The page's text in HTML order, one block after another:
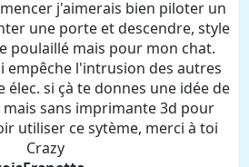
j'aimerais bien piloter un
une porte et descendre, style
poulaillé mais pour mon chat.
empêche l'intrusion des autres
élec. si çà te donnes une idée de
sans imprimante 3d pour
utiliser ce sytème, merci à toi
Crazy